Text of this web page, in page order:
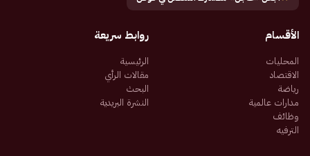
الأقسام
المحليات
الاقتصاد
رياضة
مدارات عالمية
وظائف
الترفيه
روابط سريعة
الرئيسية
مقالات الرأي
البحث
النشرة البريدية